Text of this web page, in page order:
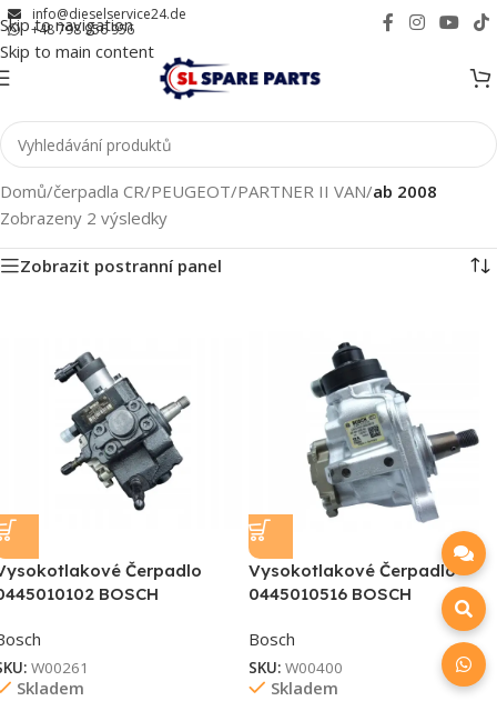
Skip to navigation
Skip to main content
info@dieselservice24.de
+48 798 956 956
Domů/čerpadla CR/PEUGEOT/PARTNER II VAN/ab 2008
Zobrazeny 2 výsledky
Zobrazit postranní panel
Čerpadlo
BOSCH
W00261
Skladem
Vysokotlakové Čerpadlo
0445010516 BOSCH
Bosch
SKU: W00400
Skladem